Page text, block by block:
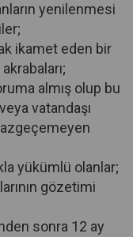
yenilenmesi
ikamet eden bir
almış olup bu
vatandaşı
yükümlü olanlar;
gözetimi
sonra 12 ay